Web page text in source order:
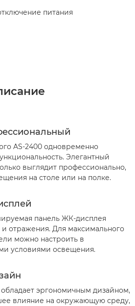
питания
AS-2400 одновременно
Элегантный
выглядит профессионально,
на столе или на полке.
панель ЖК-дисплея
отражения. Для максимального
можно настроить в
условиями освещения.
эргономичным дизайном,
влияние на окружающую среду,